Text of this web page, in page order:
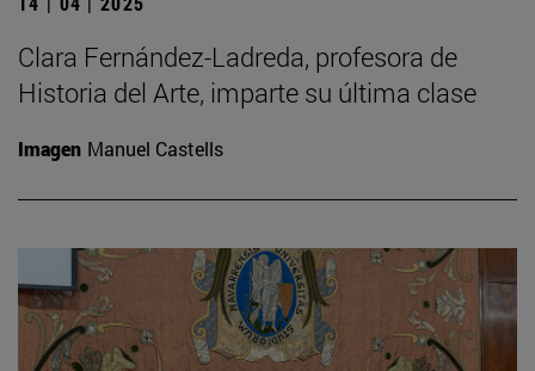
Clara Fernández-Ladreda, profesora de
Historia del Arte, imparte su última clase
Imagen Manuel Castells